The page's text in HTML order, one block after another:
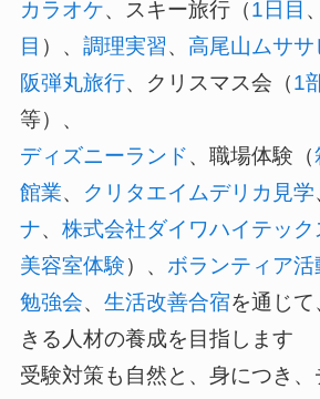
カラオケ、スキー旅行（1日目 、
目 ）、 調理実習、 高尾山ムサ
阪弾丸旅行、クリスマス会（1
等）、
ディズニーランド、職場体験（
館業、 クリタエイムデリカ見学
ナ、 株式会社ダイワハイテッ
美容室体験）、 ボランティア活
勉強会、 生活改善合宿を通じ
きる人材の養成を目指します
受験対策も自然と、身につき、